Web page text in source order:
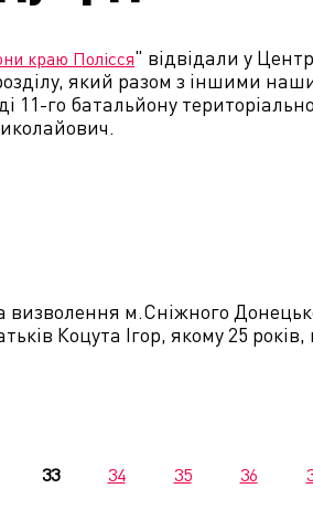
краю Полісся" відвідали у
який разом з іншими
11-го батальйону
визволення м.Сніжного
ків Коцута Ігор, якому 25
33 34 35 36